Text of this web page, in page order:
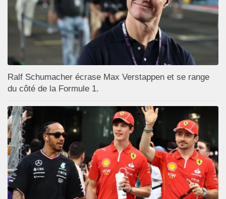
Ralf Schumacher écrase Max Verstappen et se range
du côté de la Formule 1.